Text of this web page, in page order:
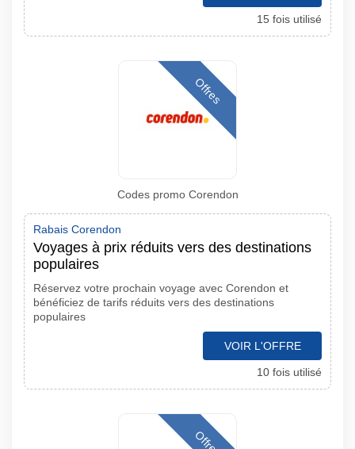
15 fois utilisé
Offres
Codes promo Corendon
Rabais Corendon
Voyages à prix réduits vers des destinations
populaires
Réservez votre prochain voyage avec Corendon et
bénéficiez de tarifs réduits vers des destinations
populaires
VOIR L'OFFRE
10 fois utilisé